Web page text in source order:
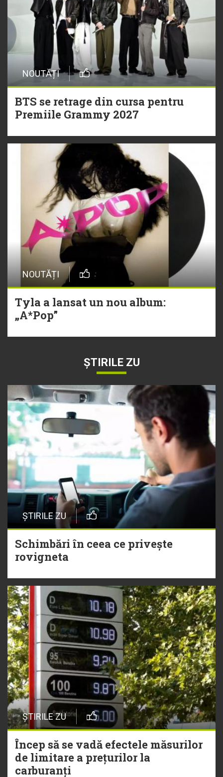
NOUTĂȚI
BTS se retrage din cursa pentru
Premiile Grammy 2027
NOUTĂȚI
Tyla a lansat un nou album:
„A*Pop”
ȘTIRILE ZU
ȘTIRILE ZU
Schimbări în ceea ce privește
rovigneta
ȘTIRILE ZU
Încep să se vadă efectele măsurilor
de limitare a prețurilor la
carburanți